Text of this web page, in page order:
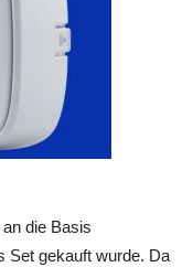
die Basis
Set gekauft wurde. Da